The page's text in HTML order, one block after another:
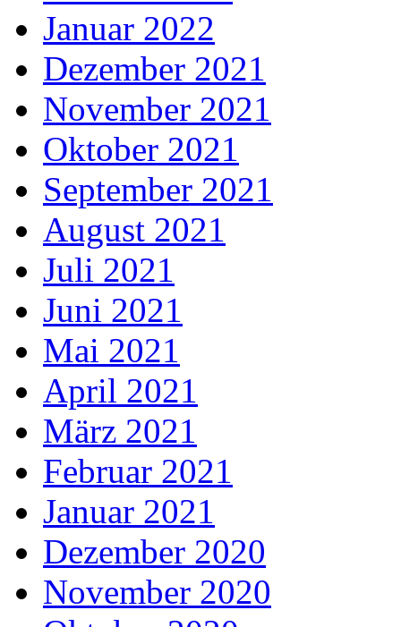
Januar 2022
Dezember 2021
November 2021
Oktober 2021
September 2021
August 2021
Juli 2021
Juni 2021
Mai 2021
April 2021
März 2021
Februar 2021
Januar 2021
Dezember 2020
November 2020